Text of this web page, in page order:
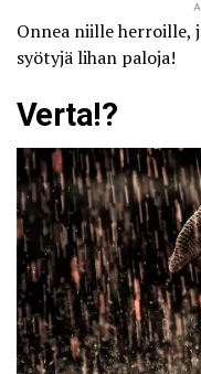
Onnea niille herroille,
syötyjä lihan paloja!
Verta!?